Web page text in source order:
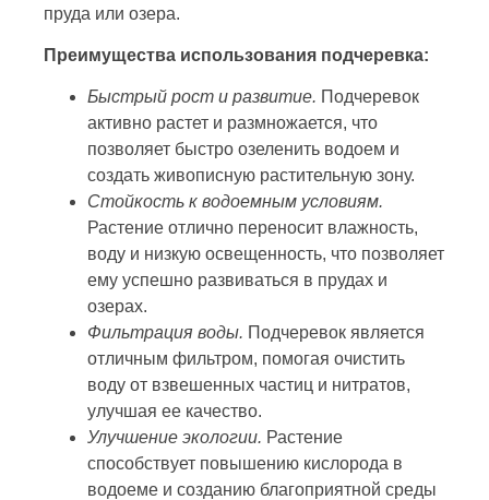
пруда или озера.
Преимущества использования подчеревка:
Быстрый рост и развитие. Подчеревок
активно растет и размножается, что
позволяет быстро озеленить водоем и
создать живописную растительную зону.
Стойкость к водоемным условиям.
Растение отлично переносит влажность,
воду и низкую освещенность, что позволяет
ему успешно развиваться в прудах и
озерах.
Фильтрация воды. Подчеревок является
отличным фильтром, помогая очистить
воду от взвешенных частиц и нитратов,
улучшая ее качество.
Улучшение экологии. Растение
способствует повышению кислорода в
водоеме и созданию благоприятной среды